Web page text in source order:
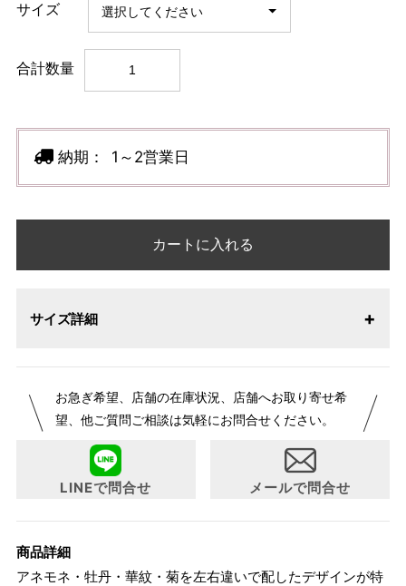
サイズ
合計数量
納期： 1～2営業日
カートに入れる
サイズ詳細
お急ぎ希望、店舗の在庫状況、店舗へお取り寄せ希
望、他ご質問ご相談は気軽にお問合せください。
LINEで問合せ メールで問合せ
商品詳細
アネモネ・牡丹・華紋・菊を左右違いで配したデザインが特